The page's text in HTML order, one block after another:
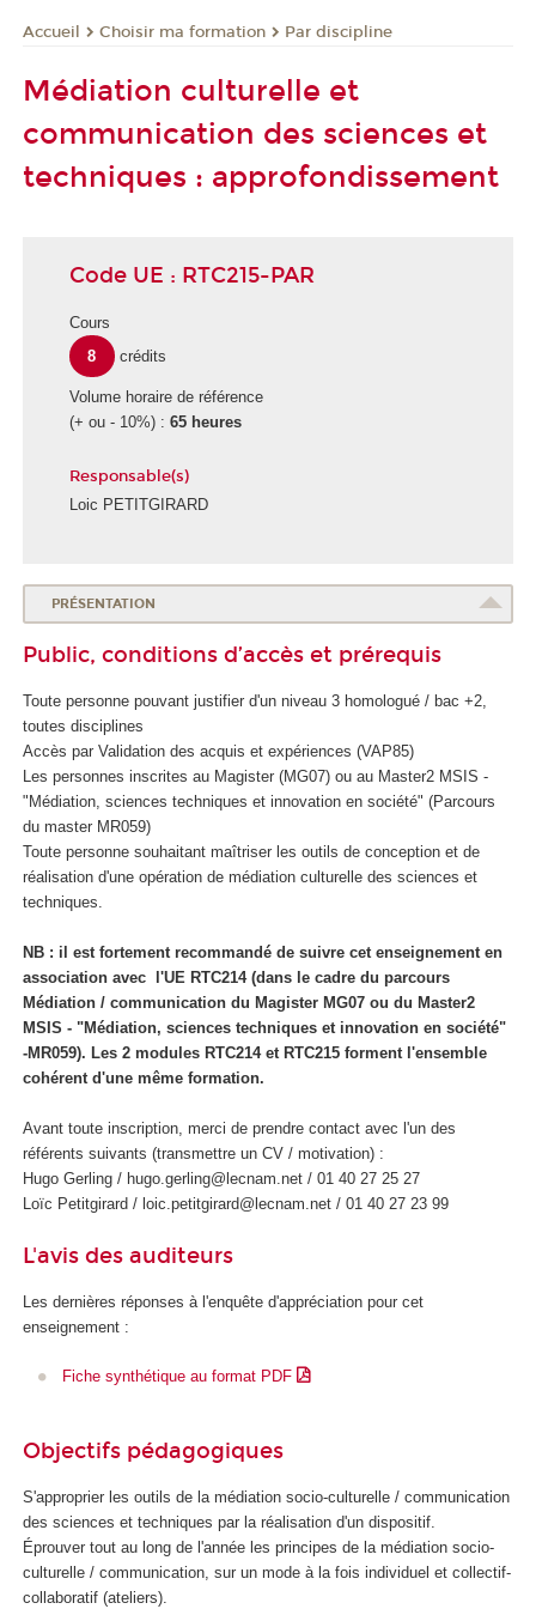
Accueil Choisir ma formation Par discipline
Médiation culturelle et
communication des sciences et
techniques : approfondissement
Code UE : RTC215-PAR
Cours
8
crédits
Volume horaire de référence
(+ ou - 10%) : 65 heures
Responsable(s)
Loic PETITGIRARD
PRÉSENTATION
Public, conditions d’accès et prérequis
Toute personne pouvant justifier d'un niveau 3 homologué / bac +2,
toutes disciplines
Accès par Validation des acquis et expériences (VAP85)
Les personnes inscrites au Magister (MG07) ou au Master2 MSIS -
"Médiation, sciences techniques et innovation en société" (Parcours
du master MR059)
Toute personne souhaitant maîtriser les outils de conception et de
réalisation d'une opération de médiation culturelle des sciences et
techniques.
NB : il est fortement recommandé de suivre cet enseignement en
association avec l'UE RTC214 (dans le cadre du parcours
Médiation / communication du Magister MG07 ou du Master2
MSIS - "Médiation, sciences techniques et innovation en société"
-MR059). Les 2 modules RTC214 et RTC215 forment l'ensemble
cohérent d'une même formation.
Avant toute inscription, merci de prendre contact avec l'un des
référents suivants (transmettre un CV / motivation) :
Hugo Gerling / hugo.gerling@lecnam.net / 01 40 27 25 27
Loïc Petitgirard / loic.petitgirard@lecnam.net / 01 40 27 23 99
L'avis des auditeurs
Les dernières réponses à l'enquête d'appréciation pour cet
enseignement :
Fiche synthétique au format PDF
Objectifs pédagogiques
S'approprier les outils de la médiation socio-culturelle / communication
des sciences et techniques par la réalisation d'un dispositif.
Éprouver tout au long de l'année les principes de la médiation socio-
culturelle / communication, sur un mode à la fois individuel et collectif-
collaboratif (ateliers).